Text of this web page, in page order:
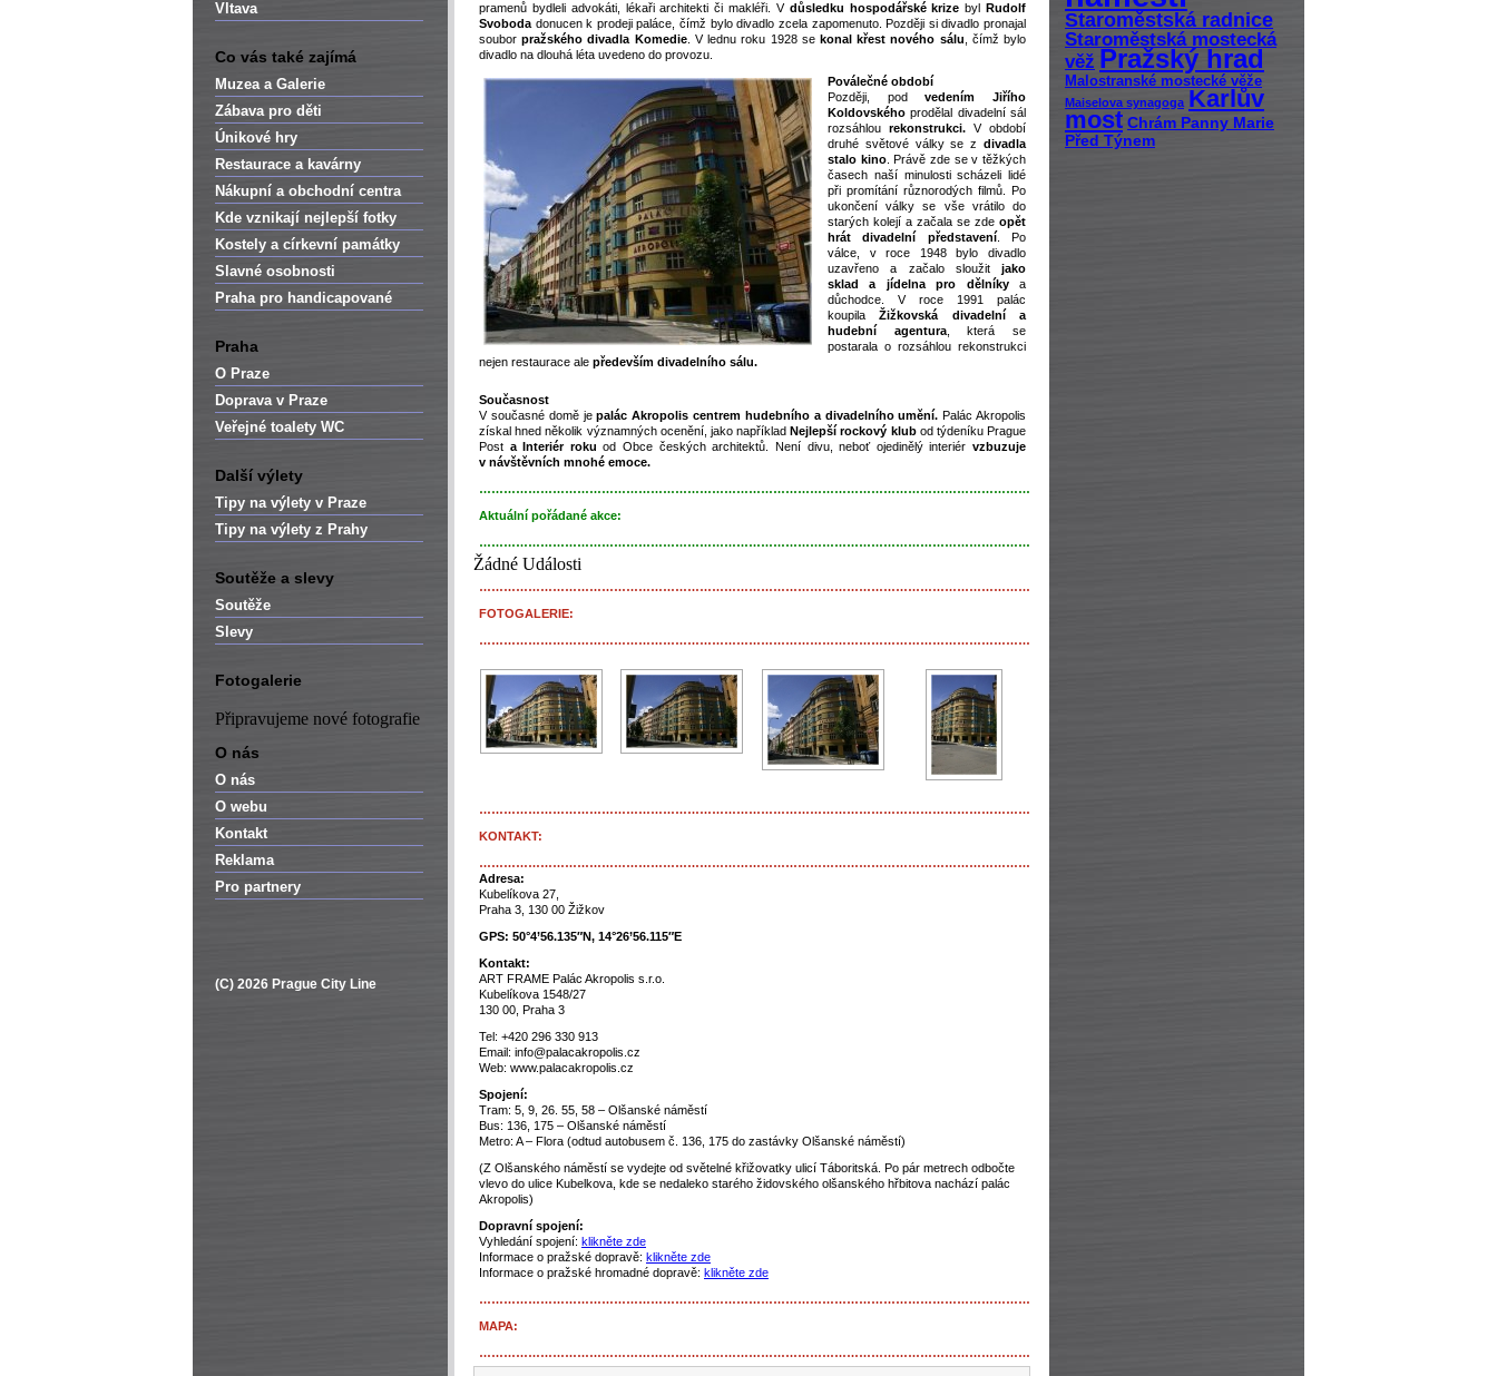
Vltava
Co vás také zajímá
Muzea a Galerie
Zábava pro děti
Únikové hry
Restaurace a kavárny
Nákupní a obchodní centra
Kde vznikají nejlepší fotky
Kostely a církevní památky
Slavné osobnosti
Praha pro handicapované
Praha
O Praze
Doprava v Praze
Veřejné toalety WC
Další výlety
Tipy na výlety v Praze
Tipy na výlety z Prahy
Soutěže a slevy
Soutěže
Slevy
Fotogalerie
Připravujeme nové fotografie
O nás
O nás
O webu
Kontakt
Reklama
Pro partnery
(C) 2026 Prague City Line
pramenů bydleli advokáti, lékaři architekti či makléři. V důsledku hospodářské krize bylRudolf
Svoboda donucen k prodeji paláce, čímž bylo divadlo zcela zapomenuto. Později si divadlo pronajal
souborpražského divadla Komedie. V lednu roku 1928 se konal křest nového sálu , čímž bylo
divadlo na dlouhá léta uvedeno do provozu.
Poválečné období
Později, podvedením Jiřího
Koldovského prodělal divadelní sál
rozsáhlou rekonstrukci. V období
druhé světové války se z divadla
stalo kino. Právě zde se v těžkých
časech naší minulosti scházeli lidé
při promítání různorodých filmů. Po
ukončení války se vše vrátilo do
starých kolejí a začala se zde opět
hrát divadelní představení. Po
válce, v roce 1948 bylo divadlo
uzavřeno a začalo sloužit jako
sklad a jídelna pro dělníkya
důchodce. V roce 1991 palác
koupilaŽižkovská divadelní
a
hudební agentura, která se
postarala o rozsáhlou rekonstrukci
nejen restaurace ale především divadelního sálu.
Současnost
V současné domě jepalác Akropolis centrem hudebního a divadelního umění. Palác Akropolis
získal hned několik významných ocenění, jako napříkladNejlepší rockový klub od týdeníku Prague
Post a Interiér roku od Obce českých architektů. Není divu, neboť ojedinělý interiérvzbuzuje
v návštěvních mnohé emoce.
………………………………………………………………………………………………………………………
Aktuální pořádané akce:
………………………………………………………………………………………………………………………
Žádné Události
………………………………………………………………………………………………………………………
FOTOGALERIE:
………………………………………………………………………………………………………………………
………………………………………………………………………………………………………………………
KONTAKT:
………………………………………………………………………………………………………………………
Adresa:
Kubelíkova 27,
Praha 3, 130 00 Žižkov
GPS: 50°4’56.135″N, 14°26’56.115″E
Kontakt:
ART FRAME Palác Akropolis s.r.o.
Kubelíkova 1548/27
130 00, Praha 3
Tel: +420 296 330 913
Email: info@palacakropolis.cz
Web: www.palacakropolis.cz
Spojení:
Tram: 5, 9, 26. 55, 58 – Olšanské náměstí
Bus: 136, 175 – Olšanské náměstí
Metro: A – Flora (odtud autobusem č. 136, 175 do zastávky Olšanské náměstí)
(Z Olšanského náměstí se vydejte od světelné křižovatky ulicí Táboritská. Po pár metrech odbočte
vlevo do ulice Kubelkova, kde se nedaleko starého židovského olšanského hřbitova nachází palác
Akropolis)
Dopravní spojení:
Vyhledání spojení: klikněte zde
Informace o pražské dopravě: klikněte zde
Informace o pražské hromadné dopravě: klikněte zde
………………………………………………………………………………………………………………………
MAPA:
………………………………………………………………………………………………………………………
Staroměstská radnice
Staroměstská mostecká
věž Pražský hrad
Malostranské mostecké věže
Maiselova synagoga Karlův
most Chrám Panny Marie
Před Týnem